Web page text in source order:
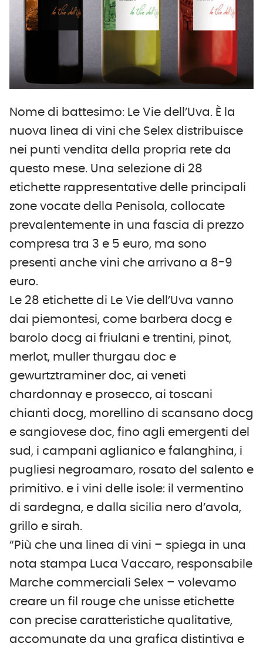
Nome di battesimo: Le Vie dell’Uva. È la
nuova linea di vini che Selex distribuisce
nei punti vendita della propria rete da
questo mese. Una selezione di 28
etichette rappresentative delle principali
zone vocate della Penisola, collocate
prevalentemente in una fascia di prezzo
compresa tra 3 e 5 euro, ma sono
presenti anche vini che arrivano a 8-9
euro.
Le 28 etichette di Le Vie dell’Uva vanno
dai piemontesi, come barbera docg e
barolo docg ai friulani e trentini, pinot,
merlot, muller thurgau doc e
gewurtztraminer doc, ai veneti
chardonnay e prosecco, ai toscani
chianti docg, morellino di scansano docg
e sangiovese doc, fino agli emergenti del
sud, i campani aglianico e falanghina, i
pugliesi negroamaro, rosato del salento e
primitivo. e i vini delle isole: il vermentino
di sardegna, e dalla sicilia nero d’avola,
grillo e sirah.
“Più che una linea di vini – spiega in una
nota stampa Luca Vaccaro, responsabile
Marche commerciali Selex – volevamo
creare un fil rouge che unisse etichette
con precise caratteristiche qualitative,
accomunate da una grafica distintiva e